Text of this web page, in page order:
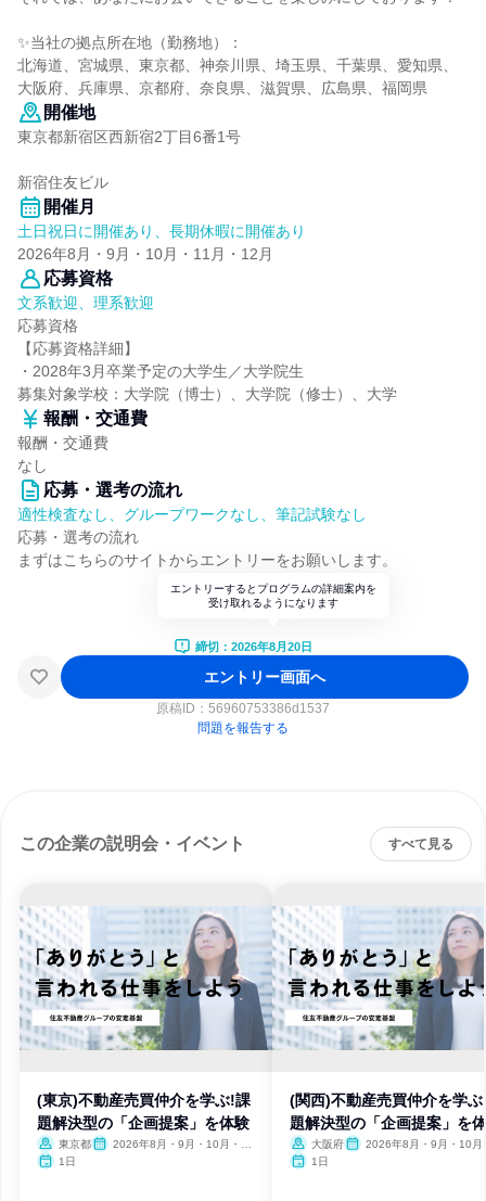
✨当社の拠点所在地（勤務地）：
北海道、宮城県、東京都、神奈川県、埼玉県、千葉県、愛知県、
大阪府、兵庫県、京都府、奈良県、滋賀県、広島県、福岡県
開催地
東京都新宿区西新宿2丁目6番1号
新宿住友ビル
開催月
土日祝日に開催あり、長期休暇に開催あり
2026年8月・9月・10月・11月・12月
応募資格
文系歓迎、理系歓迎
応募資格
【応募資格詳細】
・2028年3月卒業予定の大学生／大学院生
募集対象学校：大学院（博士）、大学院（修士）、大学
報酬・交通費
報酬・交通費
なし
応募・選考の流れ
適性検査なし、グループワークなし、筆記試験なし
応募・選考の流れ
まずはこちらのサイトからエントリーをお願いします。
エントリーするとプログラムの詳細案内を
受け取れるようになります
締切：2026年8月20日
エントリー画面へ
原稿ID： 56960753386d1537
問題を報告する
この企業の説明会・イベント すべて見る
(東京)不動産売買仲介を学ぶ!課
題解決型の「企画提案」を体験
東京都
2026年8月・9月・10月・11
1日
(関西)不動産売買仲介を学
題解決型の「企画提案」を
大阪府
2026年8月・9月・10月
1日